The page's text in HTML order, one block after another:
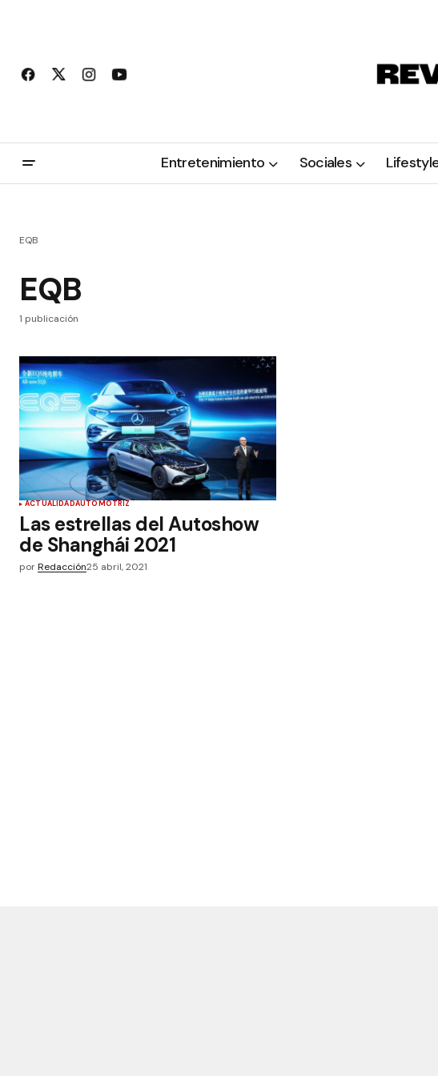
Entretenimiento Sociales
EQB
EQB
1 publicación
ACTUALIDADAUTOMOTRIZ
Las estrellas del Autoshow
de Shanghái 2021
porRedacción25 abril, 2021